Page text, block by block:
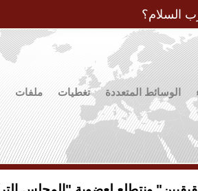
السلام؟
الوسائط المتعددة تغطيات ملفات